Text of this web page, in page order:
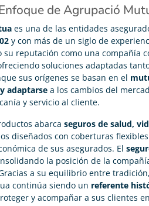
de Agrupació
es una de las entidades
y con más de un siglo de
su reputación como una compañía
soluciones adaptadas
sus orígenes se basan en el
adaptarse a los cambios del
y servicio al cliente.
abarca seguros de salud,
diseñados con coberturas
de sus asegurados. El
la posición de la
a su equilibrio entre
continúa siendo un referente
y acompañar a sus clientes
compañía, me han dado
y ahora pago 200€ menos
perfecto!